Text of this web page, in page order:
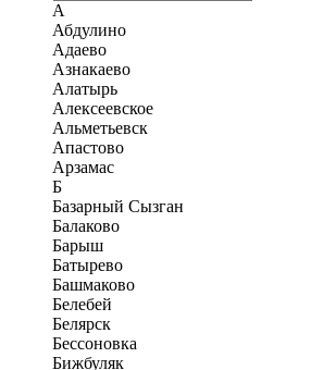
А
Абдулино
Адаево
Азнакаево
Алатырь
Алексеевское
Альметьевск
Апастово
Арзамас
Б
Базарный Сызган
Балаково
Барыш
Батырево
Башмаково
Белебей
Белярск
Бессоновка
Бижбуляк